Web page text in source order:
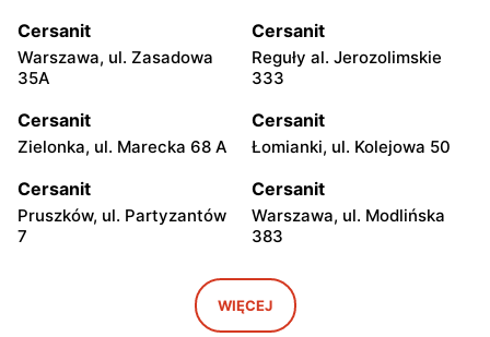
Cersanit
Warszawa, ul. Zasadowa
35A
Cersanit
Reguły al. Jerozolimskie
333
Cersanit
Zielonka, ul. Marecka 68 A
Cersanit
Łomianki, ul. Kolejowa 50
Cersanit
Pruszków, ul. Partyzantów
7
Cersanit
Warszawa, ul. Modlińska
383
Ożarów Mazowiecki, ul.
Cersanit
Pruszków Al. Jerozolimskie
451
WIĘCEJ